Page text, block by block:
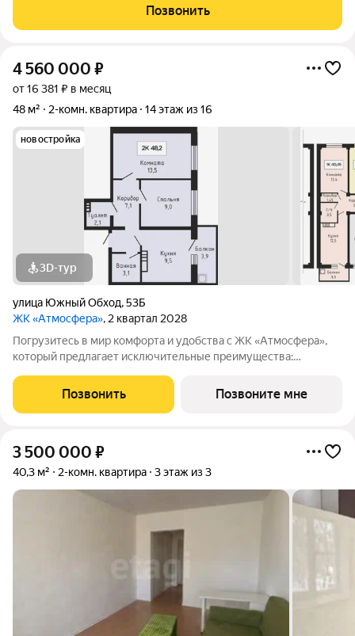
Свой зеленый
Позвонить
4 560 000 ₽
от 16 381 ₽ в месяц
48 м²
2-комн. квартира 14 этаж из 16
новостройка
3D-тур
улица Южный Обход,53Б
ЖК «Атмосфера», 2 квартал 2028
Погрузитесь в мир комфорта и удобства с ЖК «Атмосфера»,
который предлагает исключительные преимущества:
для вашей семьи в уютной атмосфере. Индивидуальное
отопление и тёплый пол: Настройте
Позвонить Позвоните мне
3 500 000 ₽
40,3 м² 2-комн. квартира 3 этаж из 3